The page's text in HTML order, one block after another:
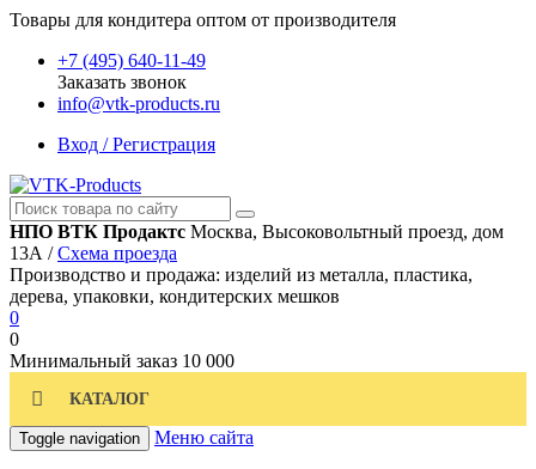
Товары для кондитера оптом от производителя
+7 (495) 640-11-49
Заказать звонок
info@vtk-products.ru
Вход / Регистрация
НПО ВТК Продактс Москва, Высоковольтный проезд, дом
13А /Схема проезда
Производство и продажа: изделий из металла, пластика,
дерева, упаковки, кондитерских мешков
0
0
Минимальный заказ 10 000
КАТАЛОГ
Toggle navigation Меню сайта